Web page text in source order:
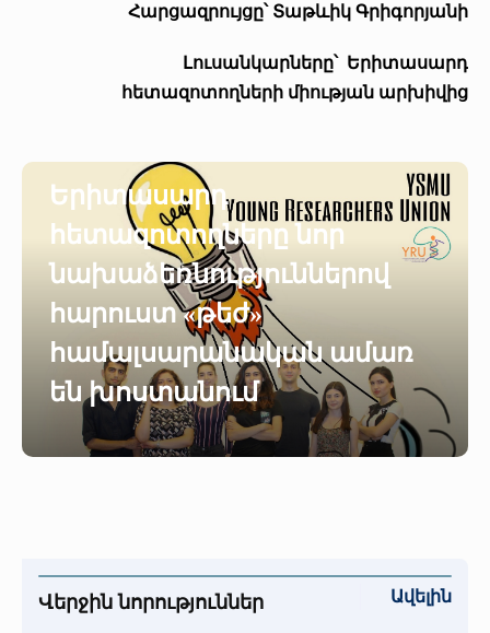
Հարցազրույցը՝ Տաթևիկ Գրիգորյանի
Լուսանկարները՝ Երիտասարդ
հետազոտողների միության արխիվից
Վերջին նորություններ Ավելին
Երիտասարդ
հետազոտողները նոր
նախաձեռնություններով
հարուստ «թեժ»
համալսարանական ամառ
են խոստանում